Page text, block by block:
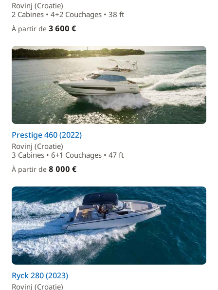
Rovinj (Croatie)
2 Cabines • 4+2 Couchages • 38 ft
À partir de 3 600 €
Prestige 460 (2022)
Rovinj (Croatie)
3 Cabines • 6+1 Couchages • 47 ft
À partir de 8 000 €
Ryck 280 (2023)
Rovinj (Croatie)